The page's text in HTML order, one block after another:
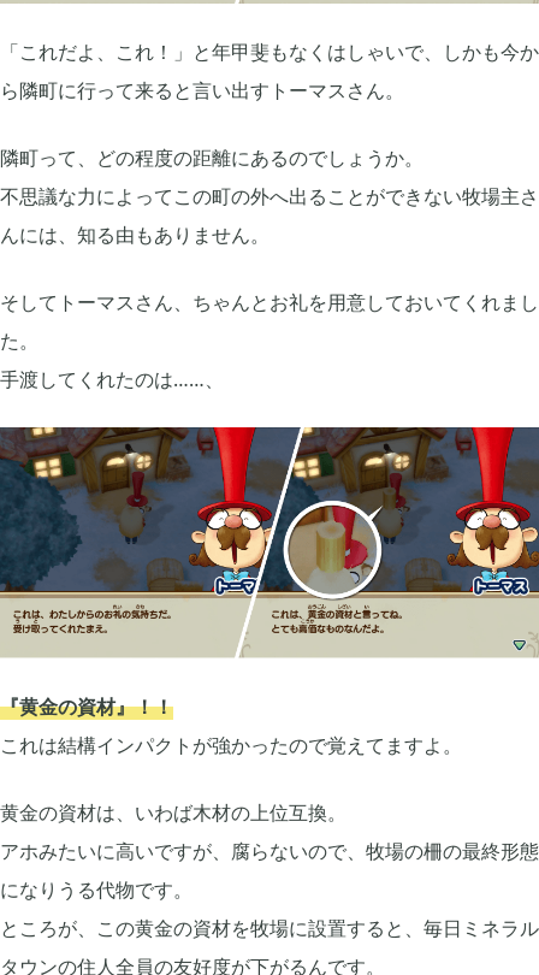
「これだよ、これ！」と年甲斐もなくはしゃいで、しかも今か
ら隣町に行って来ると言い出すトーマスさん。
隣町って、どの程度の距離にあるのでしょうか。
不思議な力によってこの町の外へ出ることができない牧場主さ
んには、知る由もありません。
そしてトーマスさん、ちゃんとお礼を用意しておいてくれまし
た。
手渡してくれたのは……、
『黄金の資材』！！
これは結構インパクトが強かったので覚えてますよ。
黄金の資材は、いわば木材の上位互換。
アホみたいに高いですが、腐らないので、牧場の柵の最終形態
になりうる代物です。
ところが、この黄金の資材を牧場に設置すると、毎日ミネラル
タウンの住人全員の友好度が下がるんです。